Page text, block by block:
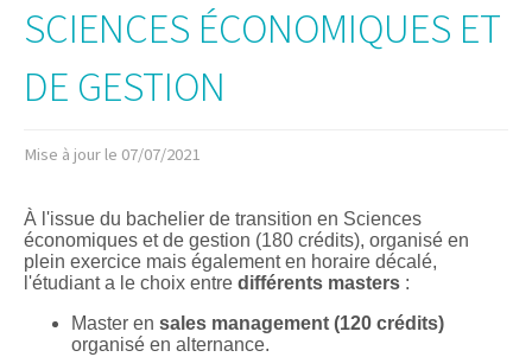
SCIENCES ÉCONOMIQUES ET
DE GESTION
Mise à jour le 07/07/2021
À l'issue du bachelier de transition en Sciences
économiques et de gestion (180 crédits), organisé en
plein exercice mais également en horaire décalé,
l'étudiant a le choix entre différents masters :
Master en sales management (120 crédits)
organisé en alternance.